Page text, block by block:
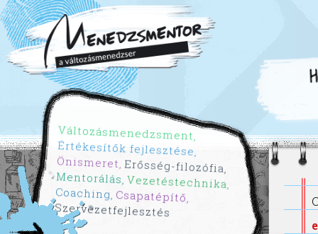
Változásmenedzsment
Értékesítők fejlesztése
Önismeret Erősség-filozófia
Mentorálás Vezetéstechnika
Coaching Csapatépítő
Szervezetfejlesztés